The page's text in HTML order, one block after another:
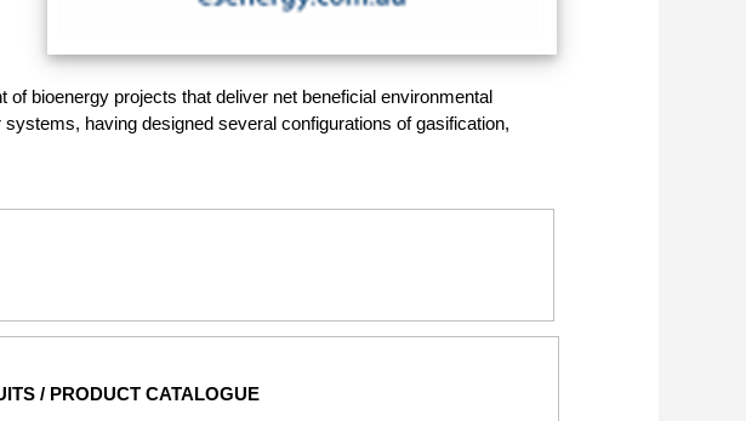
bioenergy projects that deliver net beneficial environmental
having designed several configurations of gasification,
/ PRODUCT CATALOGUE